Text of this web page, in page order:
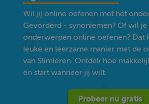
Wil jij online oefenen met het
Gevorderd - synoniemen? Of wil je
onderwerpen online oefenen? Dat
leuke en leerzame manier met de
van Slimleren. Ontdek hoe
en start wanneer jij wilt.
Probeer nu gratis